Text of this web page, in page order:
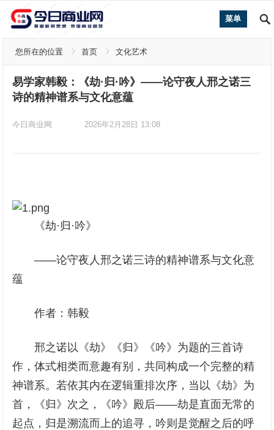
菜单
您所在的位置 首页 文化艺术
易学家韩毅：《劫·归·吟》——论守夜人邢之诺三
诗的精神谱系与文化意蕴
今日商业网 2026年2月28日 13:08
《劫·归·吟》
——论守夜人邢之诺三诗的精神谱系与文化意
蕴
作者：韩毅
邢之诺以《劫》《归》《吟》为题的三首诗
作，体式相类而意趣有别，共同构成一个完整的精
神谱系。若依其内在逻辑重排次序，当以《劫》为
首，《归》次之，《吟》殿后——劫是直面无常的
起点，归是溯流而上的追寻，吟则是觉醒之后的呼